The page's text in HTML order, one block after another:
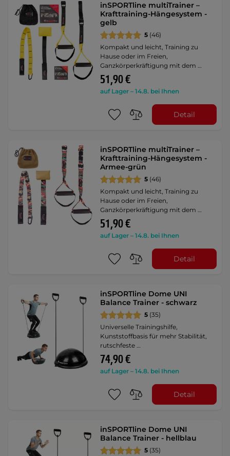
inSPORTline multiTrainer –
Krafttraining-Hängesystem -
gelb
5 (46)
Kompakt und leicht, Training zu
Hause oder im Freien,
Ganzkörperkräftigung mit dem …
51,90 €
auf Lager – 14.8. bei Ihnen
Detail
inSPORTline multiTrainer –
Krafttraining-Hängesystem -
Armee-grün
5 (46)
Kompakt und leicht, Training zu
Hause oder im Freien,
Ganzkörperkräftigung mit dem …
51,90 €
auf Lager – 14.8. bei Ihnen
Detail
inSPORTline Dome UNI
Balance Trainer - schwarz
5 (35)
Universelle Trainingshilfe,
Kunststoffbasis für mehr Stabilität,
rutschfeste …
74,90 €
auf Lager – 14.8. bei Ihnen
Detail
inSPORTline Dome UNI
Balance Trainer - hellblau
5 (35)